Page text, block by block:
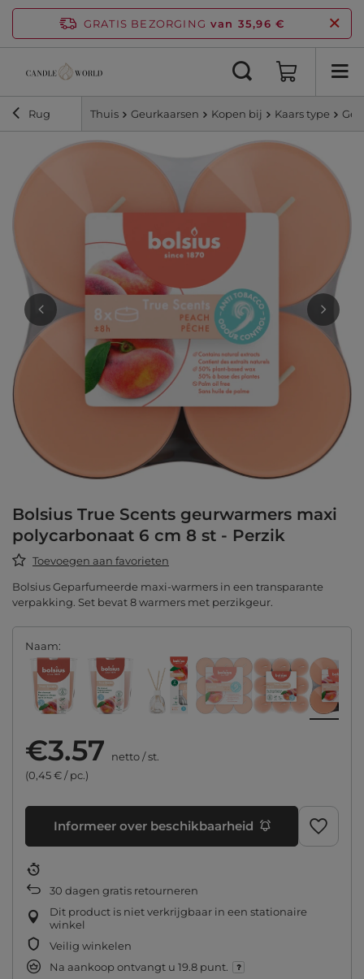
GRATIS BEZORGING van 35,96 €
Rug Thuis Geurkaarsen Kopen bij Kaars type
Bolsius True Scents geurwarmers maxi
polycarbonaat 6 cm 8 st - Perzik
Toevoegen aan favorieten
Bolsius Geparfumeerde maxi-warmers in een transparante
verpakking. Set bevat 8 warmers met perzikgeur.
Naam
€3.57 netto/st.
(0,45 € / pc.)
Informeer over beschikbaarheid
30 dagen gratis retourneren
Dit product is niet verkrijgbaar in een stationaire
winkel
Veilig winkelen
Na aankoop ontvangt u 19.8 punt.